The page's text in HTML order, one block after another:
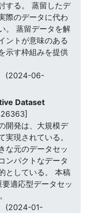
する。 蒸留したデ
際のデータに代わ
。 蒸留データを解
ントが意味のある
示す枠組みを提供
(2024-06-
Dataset
開発は、大規模デ
実現されている。
な元のデータセッ
ンパクトなデータ
としている。 本稿
適応型データセッ
(2024-01-